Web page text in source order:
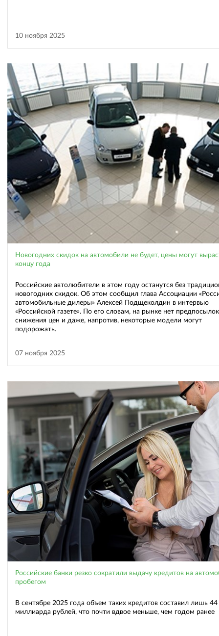
10 ноября 2025
Новогодних скидок на автомобили не будет, цены могут
концу года
Российские автолюбители в этом году останутся без
новогодних скидок. Об этом сообщил глава Ассоциации
автомобильные дилеры» Алексей Подщеколдин в интервью
«Российской газете». По его словам, на рынке нет
снижения цен и даже, напротив, некоторые модели могут
подорожать.
07 ноября 2025
Российские банки резко сократили выдачу кредитов на
пробегом
В сентябре 2025 года объем таких кредитов составил лишь 44
миллиарда рублей, что почти вдвое меньше, чем годом ранее